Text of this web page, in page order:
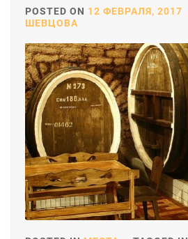
POSTED ON 12 ФЕВРАЛЯ, 2017
ШЕВЦОВА